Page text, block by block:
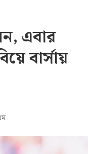
এবার
বার্সায়